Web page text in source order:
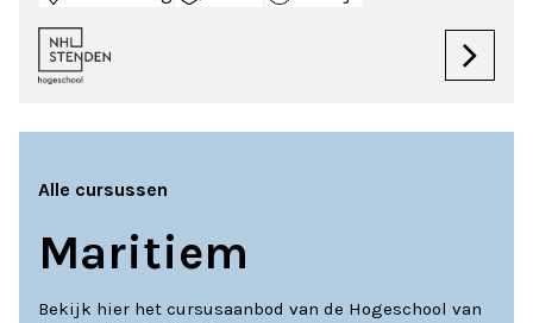
Maritiem
Alle cursussen
Bekijk hier het cursusaanbod van de Hogeschool van